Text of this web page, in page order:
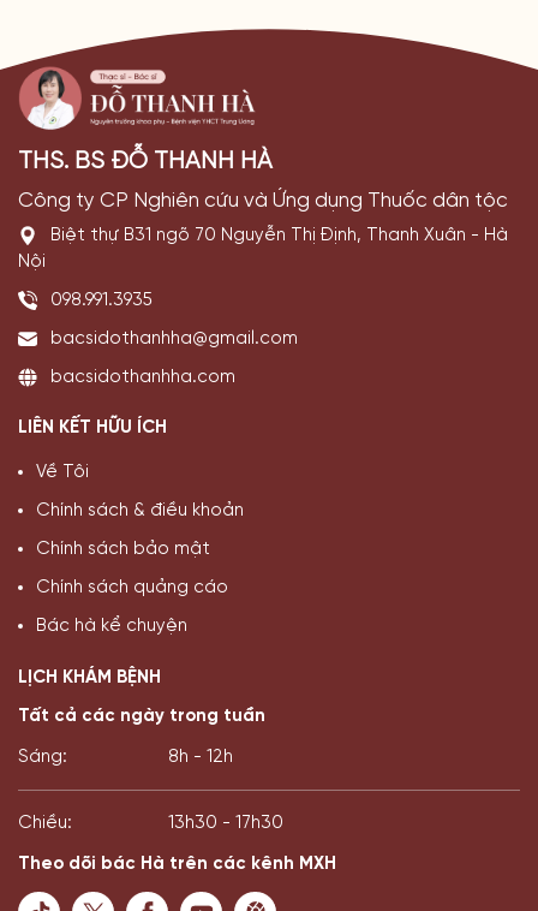
THS. BS ĐỖ THANH HÀ
Công ty CP Nghiên cứu và Ứng dụng Thuốc dân tộc
Biệt thự B31 ngõ 70 Nguyễn Thị Định, Thanh Xuân - Hà
Nội
098.991.3935
bacsidothanhha@gmail.com
bacsidothanhha.com
LIÊN KẾT HỮU ÍCH
Về Tôi
Chính sách & điều khoản
Chính sách bảo mật
Chính sách quảng cáo
Bác hà kể chuyện
LỊCH KHÁM BỆNH
Tất cả các ngày trong tuần
Sáng: 8h - 12h
Chiều: 13h30 - 17h30
Theo dõi bác Hà trên các kênh MXH